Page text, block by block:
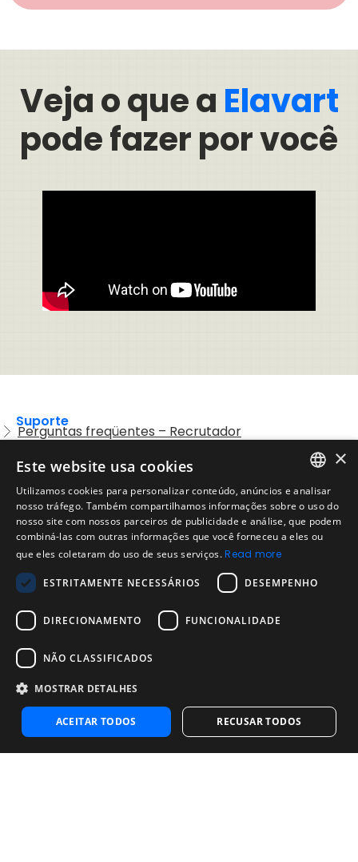
Veja o que a Elavart
pode fazer por você
Suporte
Perguntas freqüentes – Recrutador
Preguntas frequentes – Candidatos
Legal
Política de Uso Aceitável
Aviso Legal
Empresa
Sobre nós
Blog da Evalart
Confiabilidade dos testes Evalart
Questionários
Contate-Nos
Contate-Nos
Entre em contato com as vendas
Noosa Labs Inc – Las Vegas, NV, USA
ENGLISH
SPANISH
×
Este website usa cookies
Utilizamos cookies para personalizar conteúdo, anúncios e analisar
nosso tráfego. Também compartilhamos informações sobre o uso do
nosso site com nossos parceiros de publicidade e análise, que podem
combiná-las com outras informações que você forneceu a eles ou
que eles coletaram do uso de seus serviços.Read more
ESTRITAMENTE NECESSÁRIOS DESEMPENHO
DIRECIONAMENTO FUNCIONALIDADE
NÃO CLASSIFICADOS
MOSTRAR DETALHES
ACEITAR TODOS RECUSAR TODOS